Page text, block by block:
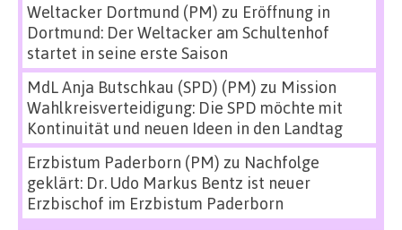
Weltacker Dortmund (PM) zu Eröffnung in
Dortmund: Der Weltacker am Schultenhof
startet in seine erste Saison
MdL Anja Butschkau (SPD) (PM) zu Mission
Wahlkreisverteidigung: Die SPD möchte mit
Kontinuität und neuen Ideen in den Landtag
Erzbistum Paderborn (PM) zu Nachfolge
geklärt: Dr. Udo Markus Bentz ist neuer
Erzbischof im Erzbistum Paderborn